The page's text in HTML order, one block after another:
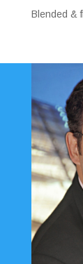
Blended &